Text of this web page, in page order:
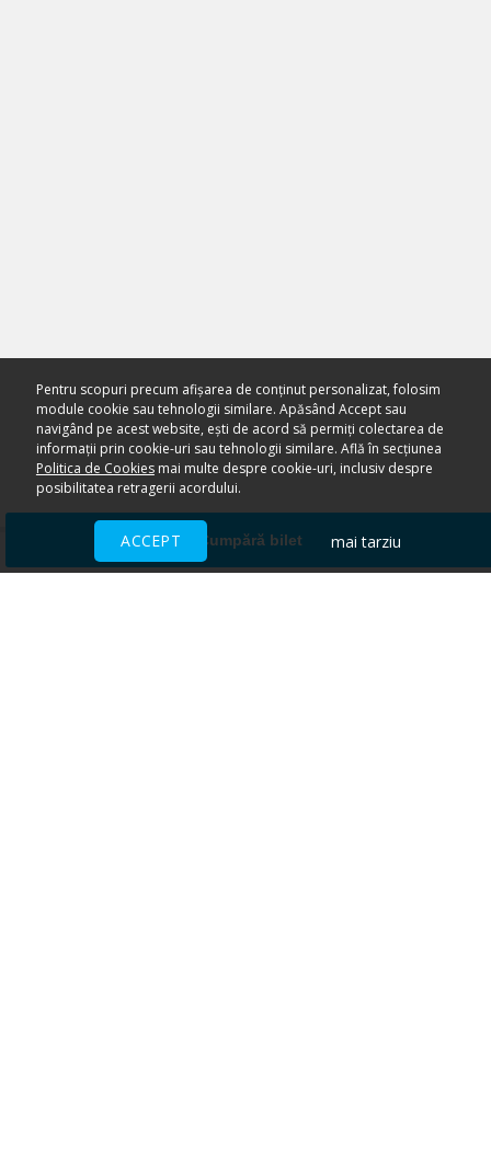
Cumpără bilet
Pentru scopuri precum afișarea de conținut personalizat, folosim
module cookie sau tehnologii similare. Apăsând Accept sau
navigând pe acest website, ești de acord să permiți colectarea de
informații prin cookie-uri sau tehnologii similare. Află în secțiunea
Politica de Cookiesmai multe despre cookie-uri, inclusiv despre
posibilitatea retragerii acordului.
ACCEPT mai tarziu